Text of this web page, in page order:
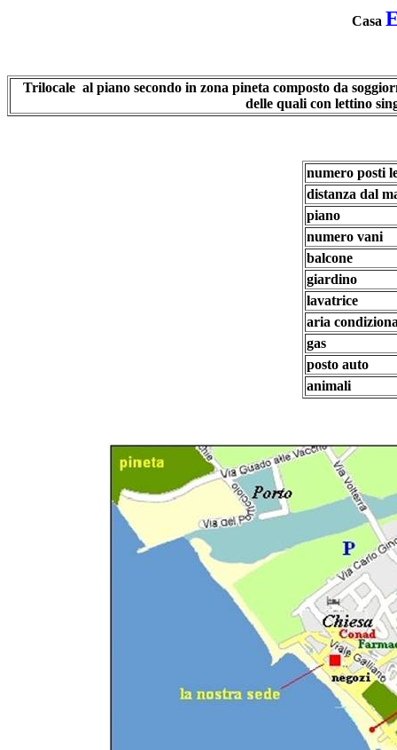
Casa
Trilocale al piano secondo in zona pineta composto da
delle quali con lettino
numero posti
distanza dal
piano
numero vani
balcone
giardino
lavatrice
aria
gas
posto auto
animali